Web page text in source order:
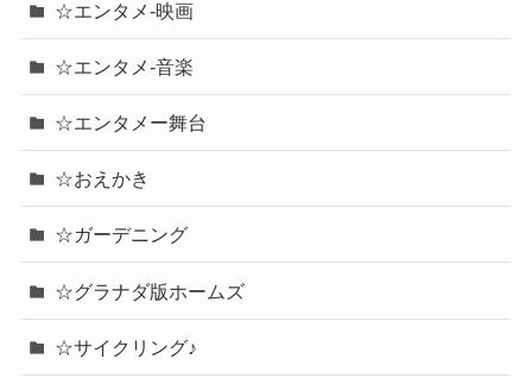
☆エンタメ-映画
☆エンタメ-音楽
☆エンタメー舞台
☆おえかき
☆ガーデニング
☆グラナダ版ホームズ
☆サイクリング♪